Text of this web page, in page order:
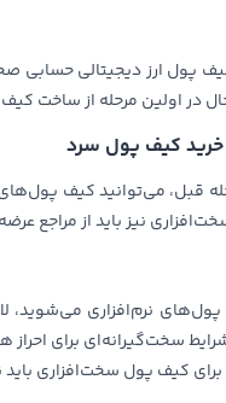
کیف پول ارز دیجیتالی
در اولین مرحله از ساخت
خرید کیف پول سرد
قبل، می‌توانید کیف
نیز باید از مراجع
پول‌های نرم‌افزاری
سخت‌گیرانه‌ای برای
کیف پول سخت‌افزاری باید